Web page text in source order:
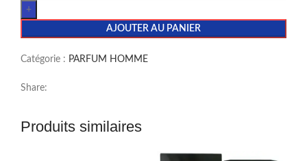
AJOUTER AU PANIER
Catégorie : PARFUM HOMME
Share:
Produits similaires